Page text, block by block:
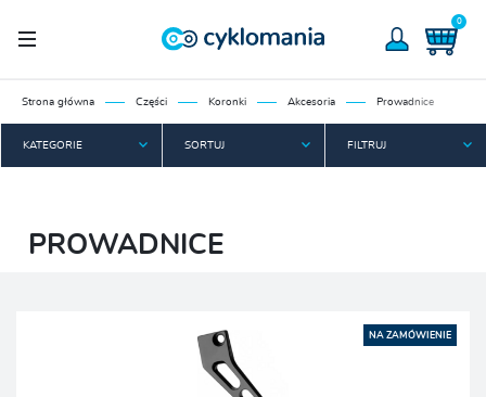
0
Strona główna Części Koronki Akcesoria Prowadnice
KATEGORIE SORTUJ FILTRUJ
PROWADNICE
NA ZAMÓWIENIE